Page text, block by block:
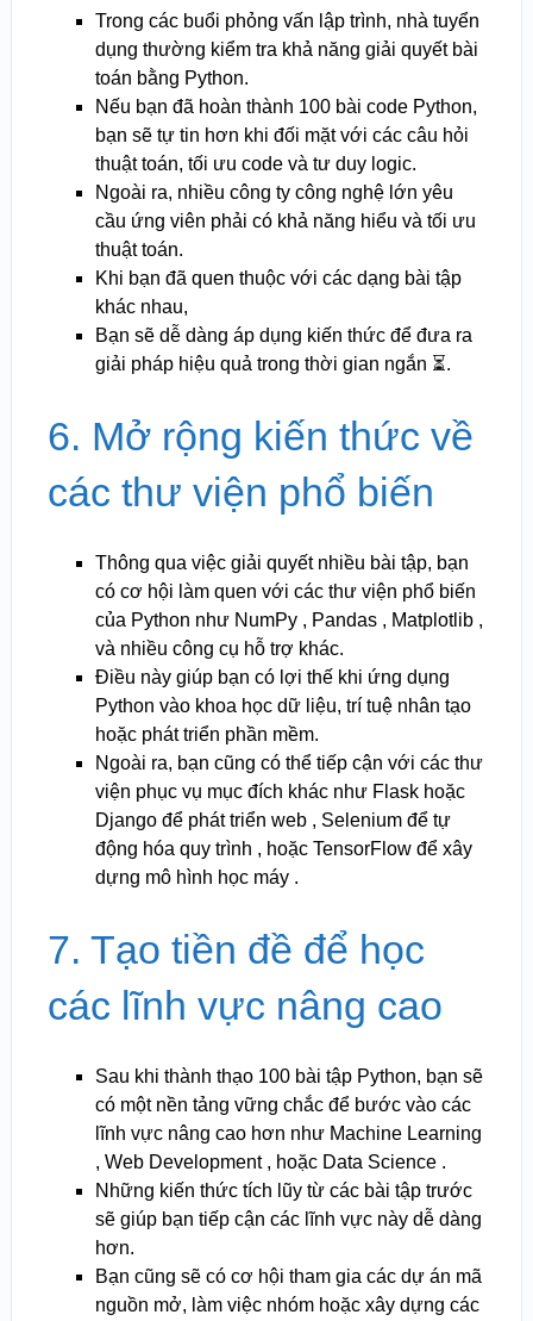
Trong các buổi phỏng vấn lập trình, nhà tuyển
dụng thường kiểm tra khả năng giải quyết bài
toán bằng Python.
Nếu bạn đã hoàn thành 100 bài code Python,
bạn sẽ tự tin hơn khi đối mặt với các câu hỏi
thuật toán, tối ưu code và tư duy logic.
Ngoài ra, nhiều công ty công nghệ lớn yêu
cầu ứng viên phải có khả năng hiểu và tối ưu
thuật toán.
Khi bạn đã quen thuộc với các dạng bài tập
khác nhau,
Bạn sẽ dễ dàng áp dụng kiến thức để đưa ra
giải pháp hiệu quả trong thời gian ngắn ⏳.
6. Mở rộng kiến thức về
các thư viện phổ biến
Thông qua việc giải quyết nhiều bài tập, bạn
có cơ hội làm quen với các thư viện phổ biến
của Python như NumPy , Pandas , Matplotlib ,
và nhiều công cụ hỗ trợ khác.
Điều này giúp bạn có lợi thế khi ứng dụng
Python vào khoa học dữ liệu, trí tuệ nhân tạo
hoặc phát triển phần mềm.
Ngoài ra, bạn cũng có thể tiếp cận với các thư
viện phục vụ mục đích khác như Flask hoặc
Django để phát triển web , Selenium để tự
động hóa quy trình , hoặc TensorFlow để xây
dựng mô hình học máy .
7. Tạo tiền đề để học
các lĩnh vực nâng cao
Sau khi thành thạo 100 bài tập Python, bạn sẽ
có một nền tảng vững chắc để bước vào các
lĩnh vực nâng cao hơn như Machine Learning
, Web Development , hoặc Data Science .
Những kiến thức tích lũy từ các bài tập trước
sẽ giúp bạn tiếp cận các lĩnh vực này dễ dàng
hơn.
Bạn cũng sẽ có cơ hội tham gia các dự án mã
nguồn mở, làm việc nhóm hoặc xây dựng các